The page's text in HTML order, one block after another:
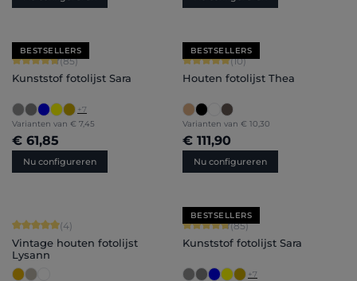
BESTSELLERS
Gemiddelde waardering van 4.71 van 5 sterren
(85)
Kunststof fotolijst Sara
+7
Varianten van € 7,45
€ 61,85
Nu configureren
BESTSELLERS
Gemiddelde waardering van 5 van 5
(10)
Houten fotolijst Thea
Varianten van € 10,30
€ 111,90
Nu configureren
Gemiddelde waardering van 5 van 5 sterren
(4)
Vintage houten fotolijst
Lysann
BESTSELLERS
Gemiddelde waardering van 4.71
(85)
Kunststof fotolijst Sara
+7